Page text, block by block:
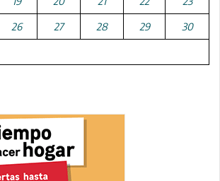
26 27 28 29 30